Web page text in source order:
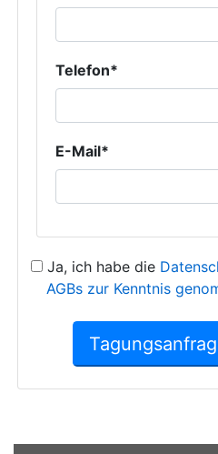
Telefon*
E-Mail*
Ja, ich habe die
AGBs zur Kenntnis